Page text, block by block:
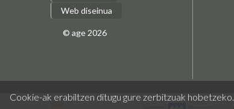
Web diseinua
© age 2026
Cookie-ak erabiltzen ditugu gure zerbitzuak hobetzeko.